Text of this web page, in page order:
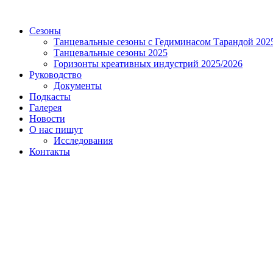
Сезоны
Танцевальные сезоны с Гедиминасом Тарандой
Танцевальные сезоны 2025
Горизонты креативных индустрий 2025/2026
Руководство
Документы
Подкасты
Галерея
Новости
О нас пишут
Исследования
Контакты